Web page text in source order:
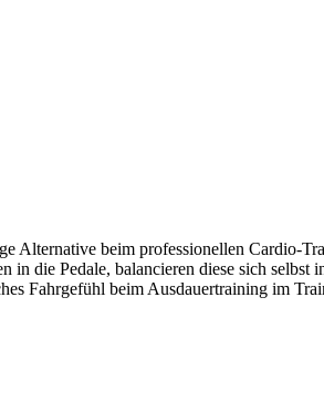
Alternative beim professionellen
die Pedale, balancieren diese sich
Fahrgefühl beim Ausdauertraining im